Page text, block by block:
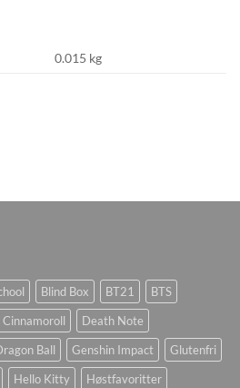
0.015 kg
Blind Box BT21
BTS
Cinnamoroll
Death Note
Ball Genshin Impact
Glutenfri
Hello Kitty
Høstfavoritter